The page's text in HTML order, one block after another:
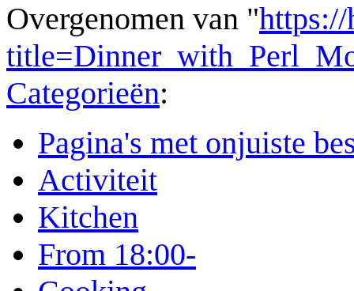
Overgenomen van "
Categorieën:
Pagina's met onjuiste
Activiteit
Kitchen
From 18:00-